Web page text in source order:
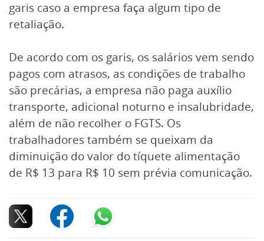
garis caso a empresa faça algum tipo de
retaliação.
De acordo com os garis, os salários vem sendo
pagos com atrasos, as condições de trabalho
são precárias, a empresa não paga auxílio
transporte, adicional noturno e insalubridade,
além de não recolher o FGTS. Os
trabalhadores também se queixam da
diminuição do valor do tíquete alimentação
de R$ 13 para R$ 10 sem prévia comunicação.